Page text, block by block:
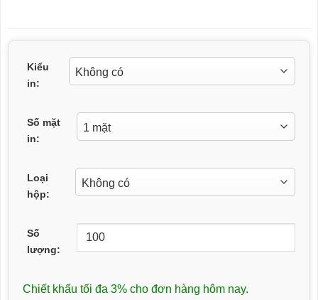
Kiểu
in:
Số mặt
in:
Loại
hộp:
Số
lượng:
Chiết khấu tối đa 3% cho đơn hàng hôm nay.